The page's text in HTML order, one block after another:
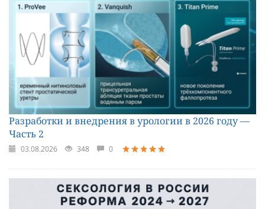
Разработки и внедрения в урологии в 2026 году —
Часть 2
03.08.2026 348 0